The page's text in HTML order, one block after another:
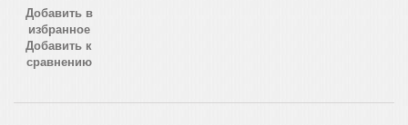
Добавить в
избранное
Добавить к
сравнению